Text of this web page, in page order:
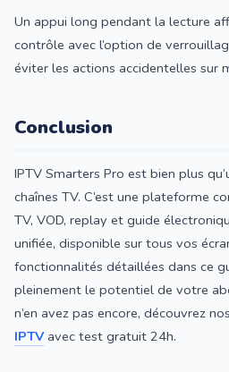
Un appui long pendant la lecture
contrôle avec l’option de
éviter les actions accidentelles sur
Conclusion
IPTV Smarters Pro est bien plus
chaînes TV. C’est une plateforme
TV, VOD, replay et guide
unifiée, disponible sur tous vos
fonctionnalités détaillées dans ce
pleinement le potentiel de votre
n’en avez pas encore, découvrez nos
IPTV avec test gratuit 24h.